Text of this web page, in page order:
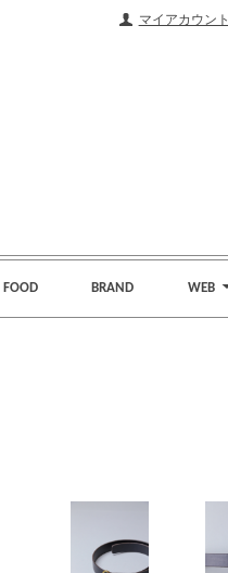
マイアカウント
FOOD BRAND WEB